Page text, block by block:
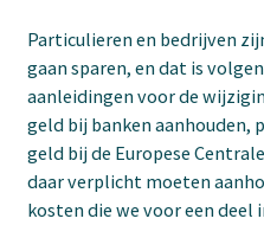
Particulieren en bedrijven
gaan sparen, en dat is
aanleidingen voor de
geld bij banken aanhouden,
geld bij de Europese
daar verplicht moeten
kosten die we voor een deel